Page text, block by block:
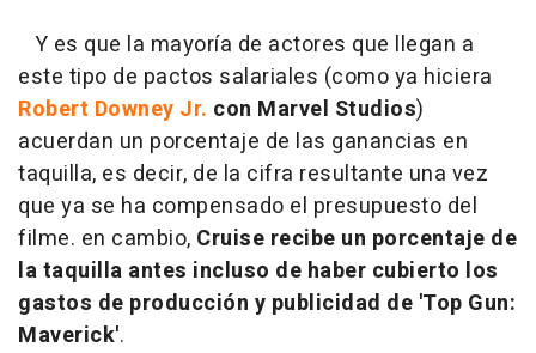
Y es que la mayoría de actores que llegan a
este tipo de pactos salariales (como ya hiciera
Robert Downey Jr. con Marvel Studios)
acuerdan un porcentaje de las ganancias en
taquilla, es decir, de la cifra resultante una vez
que ya se ha compensado el presupuesto del
filme. en cambio, Cruise recibe un porcentaje de
la taquilla antes incluso de haber cubierto los
gastos de producción y publicidad de 'Top Gun:
Maverick'.